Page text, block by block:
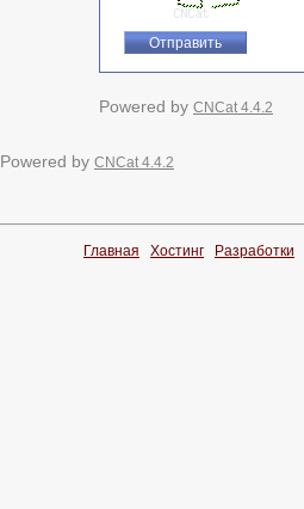
Powered by CNCat 4.4.2
Powered by CNCat 4.4.2
Главная Хостинг Разработки